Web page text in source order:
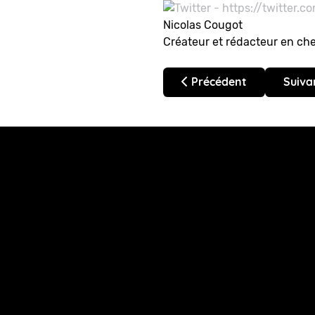
Nicolas Cougot
Créateur et rédacteur en
Article précédent :
Précédent